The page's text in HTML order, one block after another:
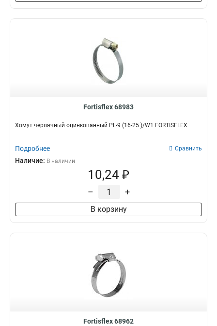
Fortisflex 68983
Хомут червячный оцинкованный PL-9 (16-25 )/W1 FORTISFLEX
Подробнее Сравнить
Наличие: В наличии
10,24 ₽
– +
В корзину
Fortisflex 68962